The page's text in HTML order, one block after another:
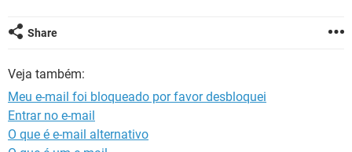
GUIA DE COMPRAS
Share
Veja também:
Meu e-mail foi bloqueado por favor desbloquei
Entrar no e-mail
O que é e-mail alternativo